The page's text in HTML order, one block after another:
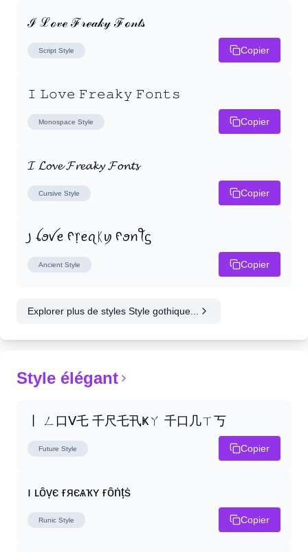
ℐ ℒℴ𝓋ℯ ℱ𝓇ℯ𝒶𝓀𝓎 ℱℴ𝓃𝓉𝓈
Script Style Copier
𝙸 𝙻𝚘𝚟𝚎 𝙵𝚛𝚎𝚊𝚔𝚢 𝙵𝚘𝚗𝚝𝚜
Monospace Style Copier
𝓘 𝓛𝓸𝓿𝓮 𝓕𝓻𝓮𝓪𝓴𝔂 𝓕𝓸𝓷𝓽𝓼
Cursive Style Copier
꠸ ꪶꪮꪜꫀ ᠻ᥅ꫀꪖᛕꪗ ᠻꪮꪀꪻᦓ
Ancient Style Copier
Explorer plus de styles Style gothique...
Style élégant
丨 ㄥ口ᐯ乇 千尺乇卂Ҝㄚ 千口几ㄒ丂
Future Style Copier
ı ʟȏṿє ғяєѧҡʏ ғȏṅṭṡ
Runic Style Copier